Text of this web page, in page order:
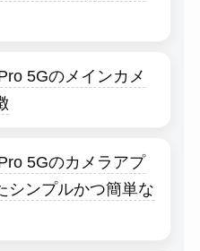
5Gのメインカメ
5Gのカメラアプ
シンプルかつ簡単な